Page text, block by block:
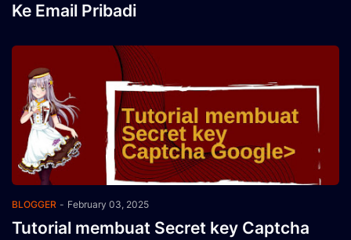
Ke Email Pribadi
BLOGGER - February 03, 2025
Tutorial membuat Secret key Captcha